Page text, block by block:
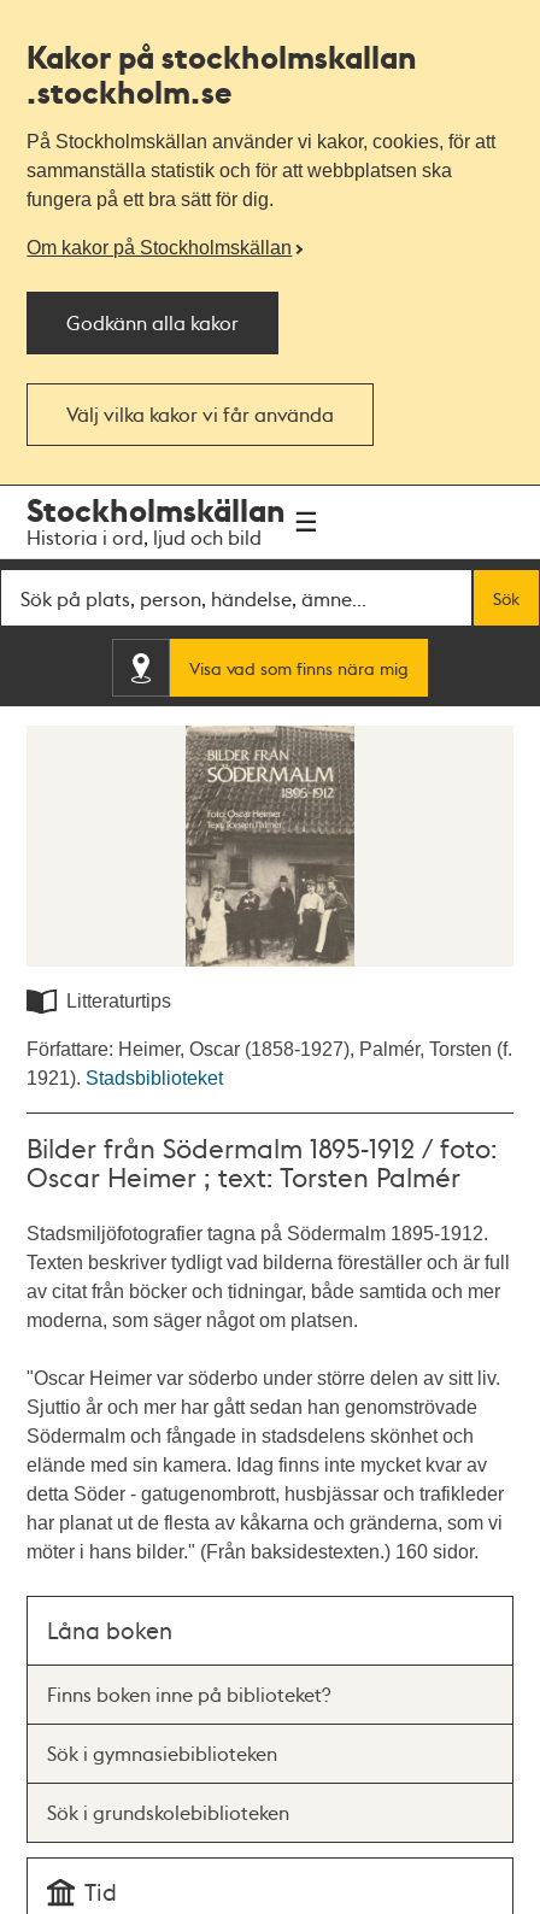
Kakor på stockholmskallan
.stockholm.se
På Stockholmskällan använder vi kakor, cookies, för att
sammanställa statistik och för att webbplatsen ska
fungera på ett bra sätt för dig.
Om kakor på Stockholmskällan
Godkänn alla kakor
Välj vilka kakor vi får använda
navigationen
huvudinnehållet
Stockholmskällan
Historia i ord, ljud och bild
Sök
Visa vad som finns nära mig
Litteraturtips
Författare: Heimer, Oscar (1858-1927), Palmér, Torsten (f.
1921). Stadsbiblioteket
Bilder från Södermalm 1895-1912 / foto:
Oscar Heimer ; text: Torsten Palmér
Stadsmiljöfotografier tagna på Södermalm 1895-1912.
Texten beskriver tydligt vad bilderna föreställer och är full
av citat från böcker och tidningar, både samtida och mer
moderna, som säger något om platsen.
"Oscar Heimer var söderbo under större delen av sitt liv.
Sjuttio år och mer har gått sedan han genomströvade
Södermalm och fångade in stadsdelens skönhet och
elände med sin kamera. Idag finns inte mycket kvar av
detta Söder - gatugenombrott, husbjässar och trafikleder
har planat ut de flesta av kåkarna och gränderna, som vi
möter i hans bilder." (Från baksidestexten.) 160 sidor.
Låna boken
Finns boken inne på biblioteket?
Sök i gymnasiebiblioteken
Sök i grundskolebiblioteken
Tid